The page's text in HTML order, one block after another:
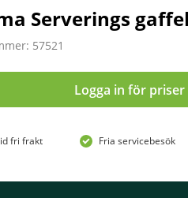
Serverings
57521
Logga in för priser
fri frakt Fria servicebesök